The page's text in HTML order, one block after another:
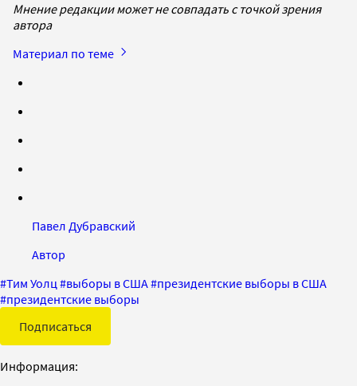
Мнение редакции может не совпадать с точкой зрения
автора
Материал по теме
Павел Дубравский
Автор
#Тим Уолц#выборы в США#президентские выборы в США
#президентские выборы
Подписаться
Информация: